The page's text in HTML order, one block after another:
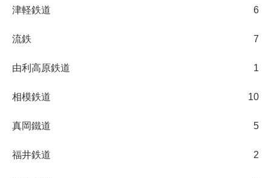
津軽鉄道 6
流鉄 7
由利高原鉄道 1
相模鉄道 10
真岡鐵道 5
福井鉄道 2